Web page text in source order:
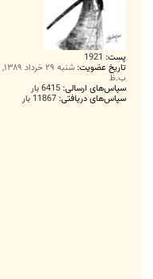
پست: 1921
تاریخ عضویت:
ب.ظ
سپاس‌های ارسالی: 6415 بار
سپاس‌های دریافتی: 11867 بار